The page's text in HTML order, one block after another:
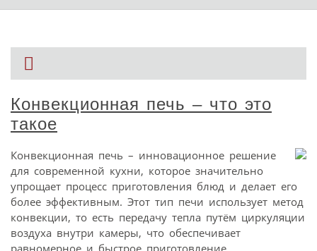
Конвекционная печь – что это
такое
Конвекционная печь – инновационное решение
для современной кухни, которое значительно
упрощает процесс приготовления блюд и делает его
более эффективным. Этот тип печи использует метод
конвекции, то есть передачу тепла путём циркуляции
воздуха внутри камеры, что обеспечивает
равномерное и быстрое приготовление.